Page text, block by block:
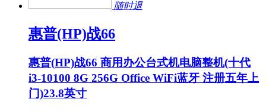
随时退
惠普(HP)战66
惠普(HP)战66 商用办公台式机电脑整机(十代
i3-10100 8G 256G Office WiFi蓝牙 注册五年上
门)23.8英寸